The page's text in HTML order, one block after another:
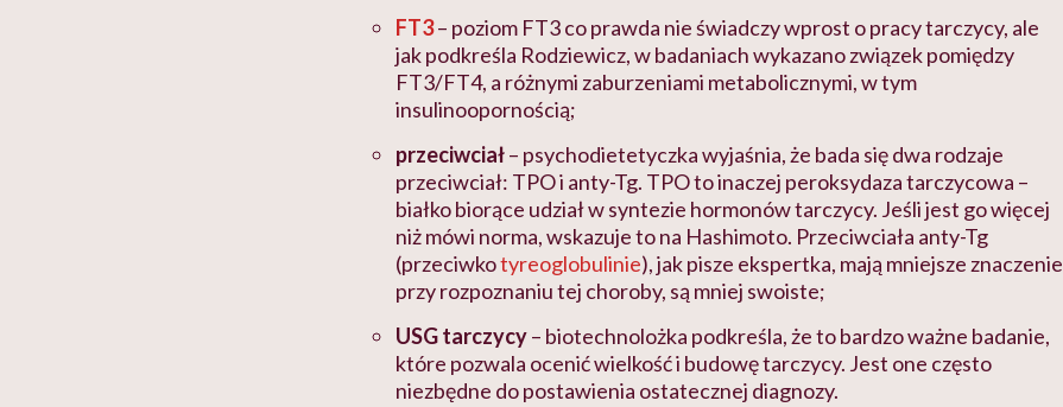
FT3– poziom FT3 co prawda nie świadczy wprost o pracy tarczycy, ale
jak podkreśla Rodziewicz, w badaniach wykazano związek pomiędzy
FT3/FT4, a różnymi zaburzeniami metabolicznymi, w tym
insulinoopornością;
przeciwciał– psychodietetyczka wyjaśnia, że bada się dwa rodzaje
przeciwciał: TPO i anty-Tg. TPO to inaczej peroksydaza tarczycowa –
białko biorące udział w syntezie hormonów tarczycy. Jeśli jest go więcej
niż mówi norma, wskazuje to na Hashimoto. Przeciwciała anty-Tg
(przeciwkotyreoglobulinie), jak pisze ekspertka, mają mniejsze znaczenie
przy rozpoznaniu tej choroby, są mniej swoiste;
USG tarczycy– biotechnolożka podkreśla, że to bardzo ważne badanie,
które pozwala ocenić wielkość i budowę tarczycy. Jest one często
niezbędne do postawienia ostatecznej diagnozy.